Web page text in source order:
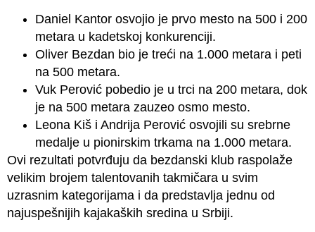
Daniel Kantor osvojio je prvo mesto na 500 i 200
metara u kadetskoj konkurenciji.
Oliver Bezdan bio je treći na 1.000 metara i peti
na 500 metara.
Vuk Perović pobedio je u trci na 200 metara, dok
je na 500 metara zauzeo osmo mesto.
Leona Kiš i Andrija Perović osvojili su srebrne
medalje u pionirskim trkama na 1.000 metara.
Ovi rezultati potvrđuju da bezdanski klub raspolaže
velikim brojem talentovanih takmičara u svim
uzrasnim kategorijama i da predstavlja jednu od
najuspešnijih kajakaških sredina u Srbiji.